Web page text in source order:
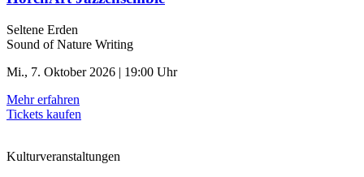
Seltene Erden
Sound of Nature Writing
Mi., 7. Oktober 2026 | 19:00 Uhr
Mehr erfahren
Tickets kaufen
Kulturveranstaltungen